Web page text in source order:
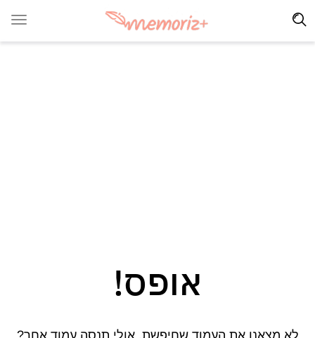
אופס!
לא מצאנו את העמוד שחיפשת. אולי תנסה עמוד אחר?